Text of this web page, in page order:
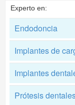
Experto en:
Endodoncia
Implantes de
Implantes
Prótesis